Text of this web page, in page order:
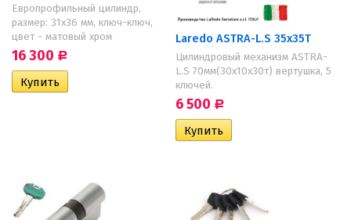
Европрофильный цилиндр,
размер: 31х36 мм, ключ-ключ,
цвет - матовый хром
16 300 Р
Laredo ASTRA-L.S 35х35T
Цилиндровый механизм ASTRA-
L.S 70мм(30х10х30т) вертушка, 5
ключей.
6 500 Р